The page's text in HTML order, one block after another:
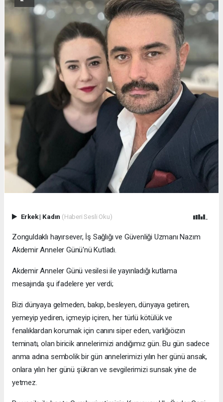
Erkek| Kadın (Haberi Sesli Oku)
Zonguldaklı hayırsever, İş Sağlığı ve Güvenliği Uzmanı Nazım
Akdemir Anneler Günü'nü Kutladı.
Akdemir Anneler Günü vesilesi ile yayınladığı kutlama
mesajında şu ifadelere yer verdi;
Bizi dünyaya gelmeden, bakıp, besleyen, dünyaya getiren,
yemeyip yediren, içmeyip içiren, her türlü kötülük ve
fenalıklardan korumak için canını siper eden, varlığıöızın
teminatı, olan biricik annelerimizi andığımız gün. Bu gün sadece
anma adına sembolik bir gün annelerimizi yılın her günü ansak,
onlara yılın her günü şükran ve sevgilerimizi sunsak yine de
yetmez.